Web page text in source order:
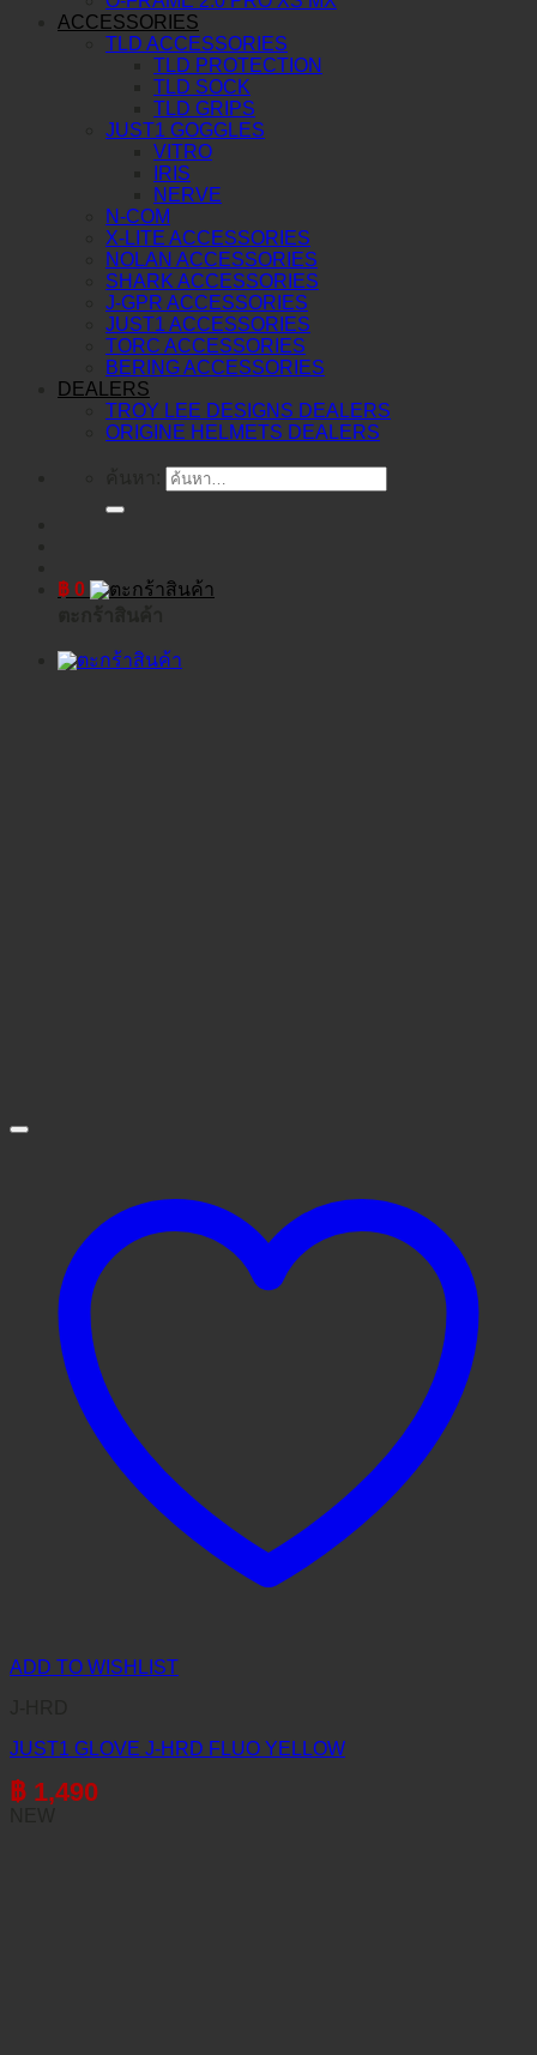
ACCESSORIES
TLD ACCESSORIES
TLD PROTECTION
TLD SOCK
TLD GRIPS
JUST1 GOGGLES
VITRO
IRIS
NERVE
N-COM
X-LITE ACCESSORIES
NOLAN ACCESSORIES
SHARK ACCESSORIES
J-GPR ACCESSORIES
JUST1 ACCESSORIES
TORC ACCESSORIES
BERING ACCESSORIES
DEALERS
TROY LEE DESIGNS DEALERS
ORIGINE HELMETS DEALERS
฿ 0
ADD TO WISHLIST
JUST1 GLOVE J-HRD FLUO YELLOW
฿ 1,490